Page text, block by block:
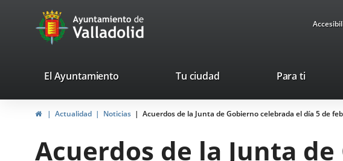
Portal
Web
Ayuntamiento
de
valladolid.es
El Ayuntamiento Tu ciudad Para ti
InicioActualidad Noticias Acuerdos de la Junta de Gobierno celebrada el día 5 de
Acuerdos de la Junta